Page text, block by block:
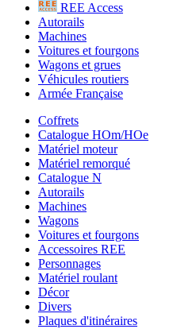
REE Access
Autorails
Machines
Voitures et fourgons
Wagons et grues
Véhicules routiers
Armée Française
Coffrets
Catalogue HOm/HOe
Matériel moteur
Matériel remorqué
Catalogue N
Autorails
Machines
Wagons
Voitures et fourgons
Accessoires REE
Personnages
Matériel roulant
Décor
Divers
Plaques d'itinéraires